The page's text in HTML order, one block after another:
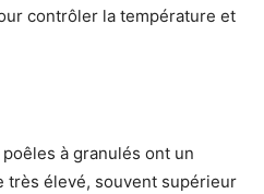
contrôler la température et
poêles à granulés ont un
très élevé, souvent supérieur